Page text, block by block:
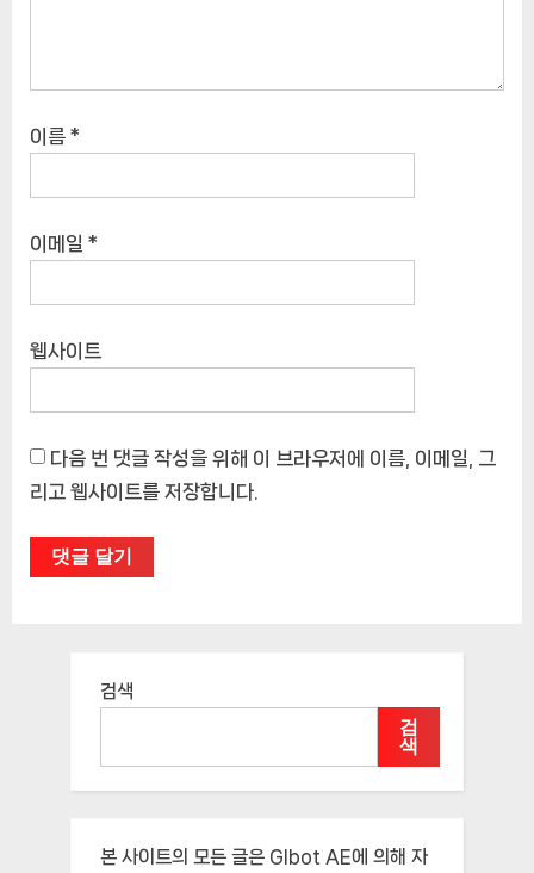
이름 *
이메일 *
웹사이트
다음 번 댓글 작성을 위해 이 브라우저에 이름, 이메일, 그
리고 웹사이트를 저장합니다.
검색
검
색
본 사이트의 모든 글은 Glbot AE에 의해 자